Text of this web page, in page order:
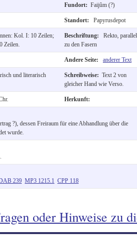
Fundort: Faijûm (?)
Standort: Papyrusdepot
Kol. I: 10 Zeilen;
Zeilen.
Beschriftung:
Rekto, parallel
zu den Fasern
Andere Seite: anderer Text
und literarisch
Schreibweise: Text 2 von
gleicher Hand wie Verso.
Herkunft:
?), dessen Freiraum für eine Abhandlung über die
wurde.
239 MP3 1215.1 CPP 118
oder Hinweise zu